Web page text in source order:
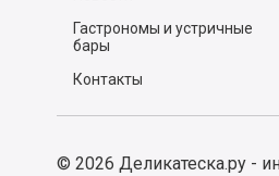
Гастрономы и устричные
бары
Контакты
© 2026 Деликатеска.ру -